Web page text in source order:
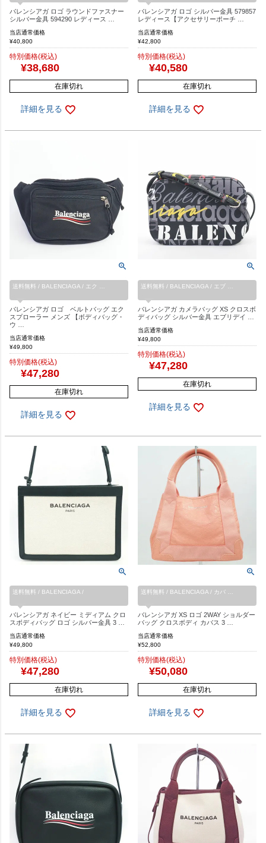
バレンシアガ ロゴ ラウンドファスナー
シルバー金具 594290 レディース …
当店通常価格
¥40,800
特別価格(税込)
¥38,680
在庫切れ
詳細を見る
バレンシアガ ロゴ シルバー金具 579857
レディース【アクセサリーポーチ …
当店通常価格
¥42,800
特別価格(税込)
¥40,580
在庫切れ
詳細を見る
送料無料 / BALENCIAGA / エク …
バレンシアガ ロゴ ベルトバッグ エク
スプローラー メンズ 【ボディバッグ・
ウ …
当店通常価格
¥49,800
特別価格(税込)
¥47,280
在庫切れ
詳細を見る
送料無料 / BALENCIAGA / エブ …
バレンシアガ カメラバッグ XS クロスボ
ディバッグ シルバー金具 エブリデイ …
当店通常価格
¥49,800
特別価格(税込)
¥47,280
在庫切れ
詳細を見る
送料無料 / BALENCIAGA /
バレンシアガ ネイビー ミディアム クロ
スボディバッグ ロゴ シルバー金具 3 …
当店通常価格
¥49,800
特別価格(税込)
¥47,280
在庫切れ
詳細を見る
送料無料 / BALENCIAGA / カバ …
バレンシアガ XS ロゴ 2WAY ショルダー
バッグ クロスボディ カバス 3 …
当店通常価格
¥52,800
特別価格(税込)
¥50,080
在庫切れ
詳細を見る